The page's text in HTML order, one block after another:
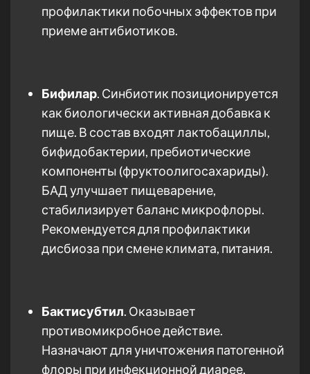
профилактики побочных эффектов при
приеме антибиотиков.
Бифилар. Синбиотик позиционируется
как биологически активная добавка к
пище. В состав входят лактобациллы,
бифидобактерии, пребиотические
компоненты (фруктоолигосахариды).
БАД улучшает пищеварение,
стабилизирует баланс микрофлоры.
Рекомендуется для профилактики
дисбиоза при смене климата, питания.
Бактисубтил. Оказывает
противомикробное действие.
Назначают для уничтожения патогенной
флоры при инфекционной диарее,